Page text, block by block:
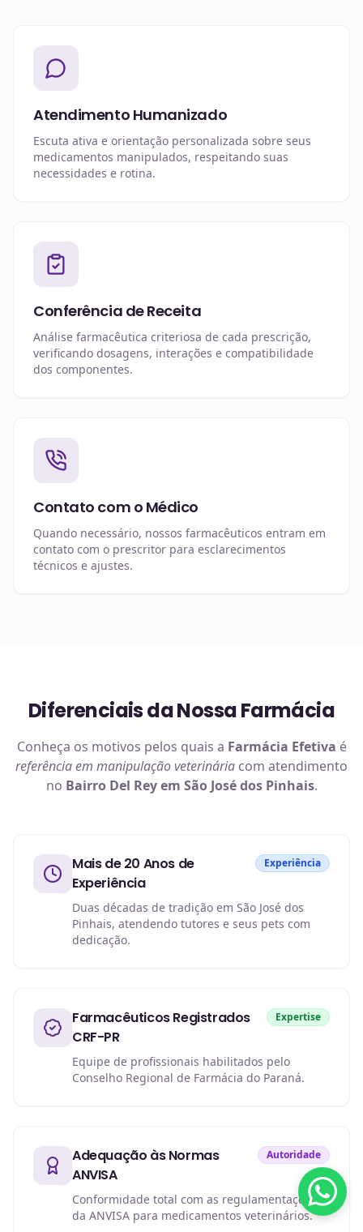
Atendimento Humanizado
Escuta ativa e orientação personalizada sobre seus
medicamentos manipulados, respeitando suas
necessidades e rotina.
Conferência de Receita
Análise farmacêutica criteriosa de cada prescrição,
verificando dosagens, interações e compatibilidade
dos componentes.
Contato com o Médico
Quando necessário, nossos farmacêuticos entram em
contato com o prescritor para esclarecimentos
técnicos e ajustes.
Diferenciais da Nossa Farmácia
Conheça os motivos pelos quais a Farmácia Efetiva é
referência em manipulação veterinária com atendimento
no Bairro Del Rey em São José dos Pinhais.
Mais de 20 Anos de
Experiência
Experiência
Duas décadas de tradição em São José dos
Pinhais, atendendo tutores e seus pets com
dedicação.
Farmacêuticos Registrados
CRF-PR
Expertise
Equipe de profissionais habilitados pelo
Conselho Regional de Farmácia do Paraná.
Adequação às Normas
ANVISA
Autoridade
Conformidade total com as regulamentações
da ANVISA para medicamentos veterinários.